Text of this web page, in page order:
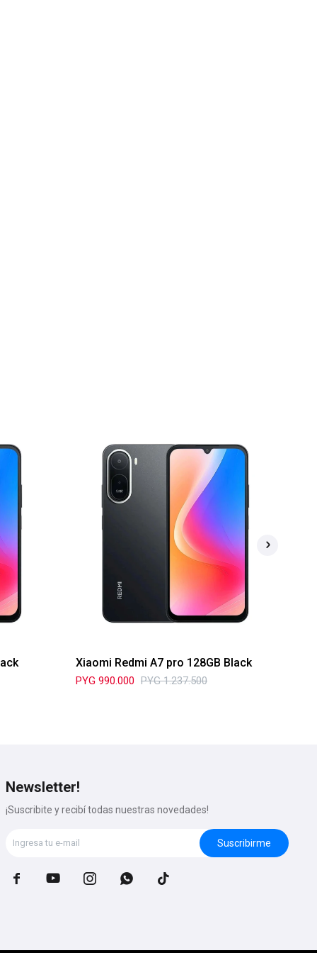
Xiaomi Redmi A7 pro 128GB Black
PYG 990.000 PYG 1.237.500
Newsletter!
¡Suscribite y recibí todas nuestras novedades!
Suscribirme
    